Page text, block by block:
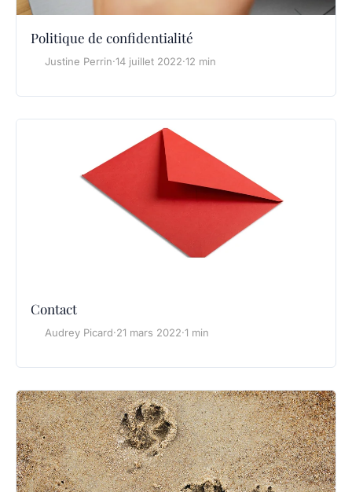
Politique de confidentialité
Justine Perrin·14 juillet 2022·12 min
Contact
Audrey Picard·21 mars 2022·1 min